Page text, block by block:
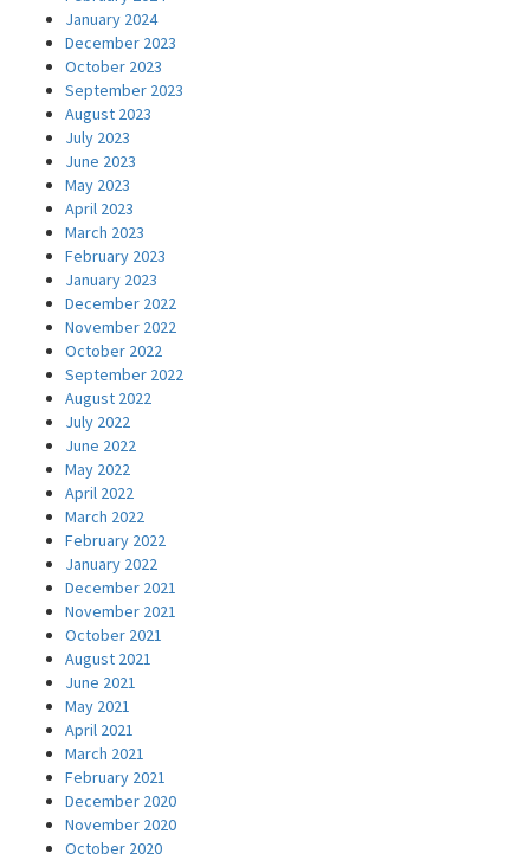
January 2024
December 2023
October 2023
September 2023
August 2023
July 2023
June 2023
May 2023
April 2023
March 2023
February 2023
January 2023
December 2022
November 2022
October 2022
September 2022
August 2022
July 2022
June 2022
May 2022
April 2022
March 2022
February 2022
January 2022
December 2021
November 2021
October 2021
August 2021
June 2021
May 2021
April 2021
March 2021
February 2021
December 2020
November 2020
October 2020